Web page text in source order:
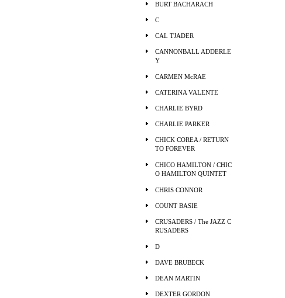
BURT BACHARACH
C
CAL TJADER
CANNONBALL ADDERLE
Y
CARMEN McRAE
CATERINA VALENTE
CHARLIE BYRD
CHARLIE PARKER
CHICK COREA / RETURN
TO FOREVER
CHICO HAMILTON / CHIC
O HAMILTON QUINTET
CHRIS CONNOR
COUNT BASIE
CRUSADERS / The JAZZ C
RUSADERS
D
DAVE BRUBECK
DEAN MARTIN
DEXTER GORDON